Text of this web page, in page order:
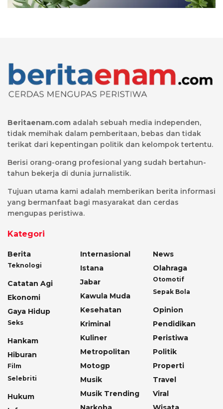
Beritaenam.com adalah sebuah media independen,
tidak memihak dalam pemberitaan, bebas dan tidak
terikat dari kepentingan politik dan kelompok tertentu.
Berisi orang-orang profesional yang sudah bertahun-
tahun bekerja di dunia jurnalistik.
Tujuan utama kami adalah memberikan berita informasi
yang bermanfaat bagi masyarakat dan cerdas
mengupas peristiwa.
Kategori
Berita
Teknologi
Catatan Agi
Ekonomi
Gaya Hidup
Seks
Hankam
Hiburan
Film
Selebriti
Hukum
Internasional
Istana
Jabar
Kawula Muda
Kesehatan
Kriminal
Kuliner
Metropolitan
Motogp
Musik
Musik Trending
News
Olahraga
Otomotif
Sepak Bola
Opinion
Pendidikan
Peristiwa
Politik
Properti
Travel
Viral